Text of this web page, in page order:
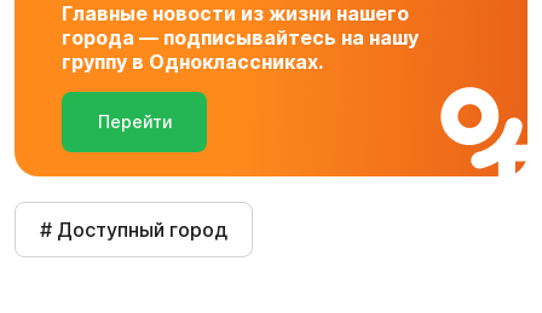
Главные новости из жизни нашего
города — подписывайтесь на нашу
группу в Одноклассниках.
Перейти
# Доступный город